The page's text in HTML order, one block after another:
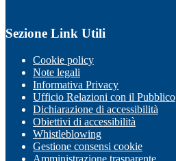
Sezione Link Utili
Cookie policy
Note legali
Informativa Privacy
Ufficio Relazioni con il Pubblico
Dichiarazione di accessibilità
Obiettivi di accessibilità
Whistleblowing
Gestione consensi cookie
Amministrazione trasparente